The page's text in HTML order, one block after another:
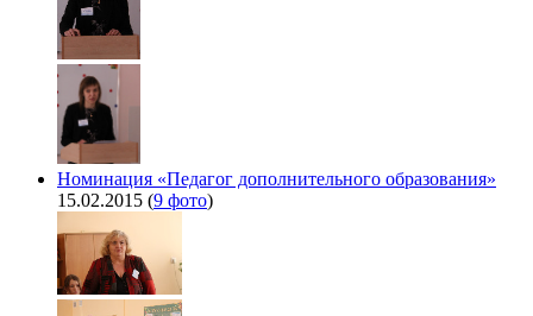
Номинация «Педагог дополнительного образования»
15.02.2015 (9 фото)